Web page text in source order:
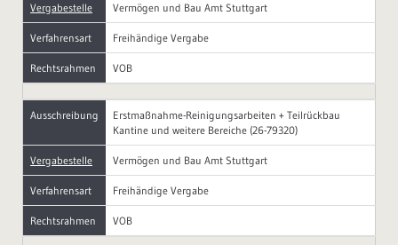
Vergabestelle Vermögen und Bau Amt Stuttgart
Verfahrensart Freihändige Vergabe
Rechtsrahmen VOB
Ausschreibung
Erstmaßnahme-Reinigungsarbeiten + Teilrückbau
Kantine und weitere Bereiche (26-79320)
Vergabestelle Vermögen und Bau Amt Stuttgart
Verfahrensart Freihändige Vergabe
Rechtsrahmen VOB